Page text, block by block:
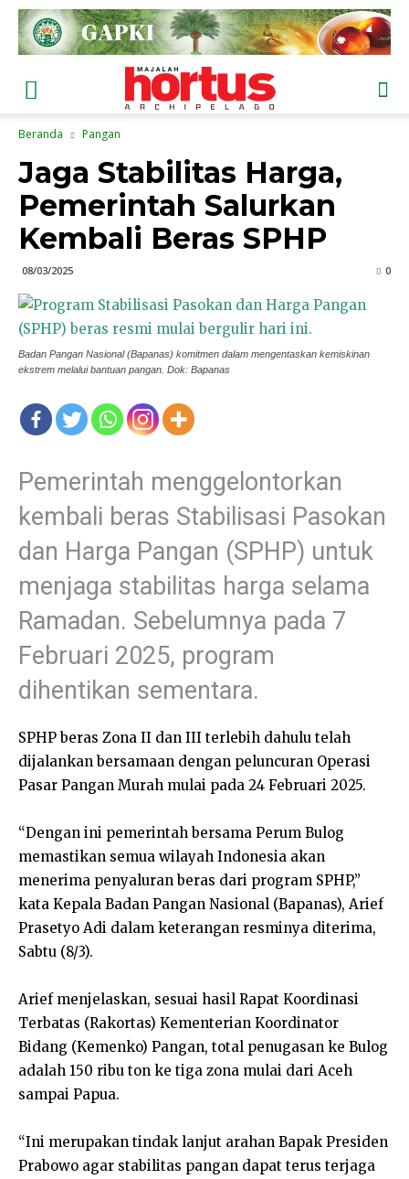
Beranda Pangan
Jaga Stabilitas Harga,
Pemerintah Salurkan
Kembali Beras SPHP
08/03/2025 0
Badan Pangan Nasional (Bapanas) komitmen dalam mengentaskan kemiskinan
ekstrem melalui bantuan pangan. Dok: Bapanas
Pemerintah menggelontorkan
kembali beras Stabilisasi Pasokan
dan Harga Pangan (SPHP) untuk
menjaga stabilitas harga selama
Ramadan. Sebelumnya pada 7
Februari 2025, program
dihentikan sementara.
SPHP beras Zona II dan III terlebih dahulu telah
dijalankan bersamaan dengan peluncuran Operasi
Pasar Pangan Murah mulai pada 24 Februari 2025.
“Dengan ini pemerintah bersama Perum Bulog
memastikan semua wilayah Indonesia akan
menerima penyaluran beras dari program SPHP,”
kata Kepala Badan Pangan Nasional (Bapanas), Arief
Prasetyo Adi dalam keterangan resminya diterima,
Sabtu (8/3).
Arief menjelaskan, sesuai hasil Rapat Koordinasi
Terbatas (Rakortas) Kementerian Koordinator
Bidang (Kemenko) Pangan, total penugasan ke Bulog
adalah 150 ribu ton ke tiga zona mulai dari Aceh
sampai Papua.
“Ini merupakan tindak lanjut arahan Bapak Presiden
Prabowo agar stabilitas pangan dapat terus terjaga